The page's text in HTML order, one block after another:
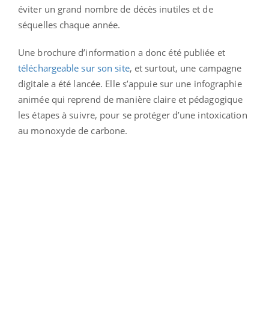
éviter un grand nombre de décès inutiles et de
séquelles chaque année.
Une brochure d’information a donc été publiée et
téléchargeable sur son site, et surtout, une campagne
digitale a été lancée. Elle s’appuie sur une infographie
animée qui reprend de manière claire et pédagogique
les étapes à suivre, pour se protéger d’une intoxication
au monoxyde de carbone.